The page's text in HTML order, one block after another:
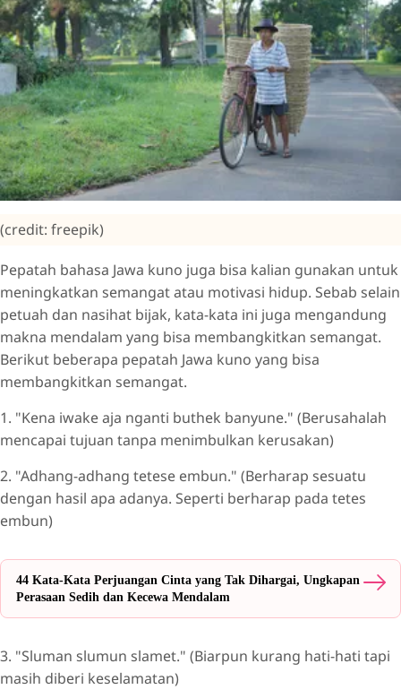
(credit: freepik)
Pepatah bahasa Jawa kuno juga bisa kalian gunakan untuk
meningkatkan semangat atau motivasi hidup. Sebab selain
petuah dan nasihat bijak, kata-kata ini juga mengandung
makna mendalam yang bisa membangkitkan semangat.
Berikut beberapa pepatah Jawa kuno yang bisa
membangkitkan semangat.
1. "Kena iwake aja nganti buthek banyune." (Berusahalah
mencapai tujuan tanpa menimbulkan kerusakan)
2. "Adhang-adhang tetese embun." (Berharap sesuatu
dengan hasil apa adanya. Seperti berharap pada tetes
embun)
44 Kata-Kata Perjuangan Cinta yang Tak Dihargai, Ungkapan
Perasaan Sedih dan Kecewa Mendalam
3. "Sluman slumun slamet." (Biarpun kurang hati-hati tapi
masih diberi keselamatan)